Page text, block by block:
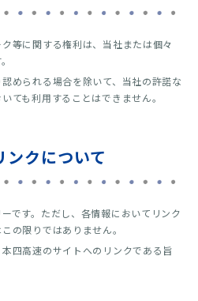
等に関する権利は、当社または個々
められる場合を除いて、当社の許諾な
ても利用することはできません。
ンクについて
です。ただし、各情報においてリンク
の限りではありません。
四高速のサイトへのリンクである旨